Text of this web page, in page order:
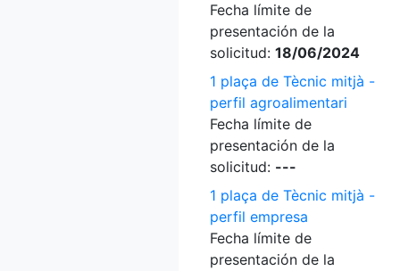
Fecha límite de
presentación de la
solicitud: 18/06/2024
1 plaça de Tècnic mitjà -
perfil agroalimentari
Fecha límite de
presentación de la
solicitud: ---
1 plaça de Tècnic mitjà -
perfil empresa
Fecha límite de
presentación de la